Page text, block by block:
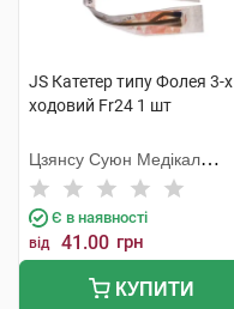
JS Катетер типу Фолея 3-х
ходовий Fr24 1 шт
Цзянсу Суюн Медікал
Метіріалс
Є в наявності
від 41.00 грн
КУПИТИ